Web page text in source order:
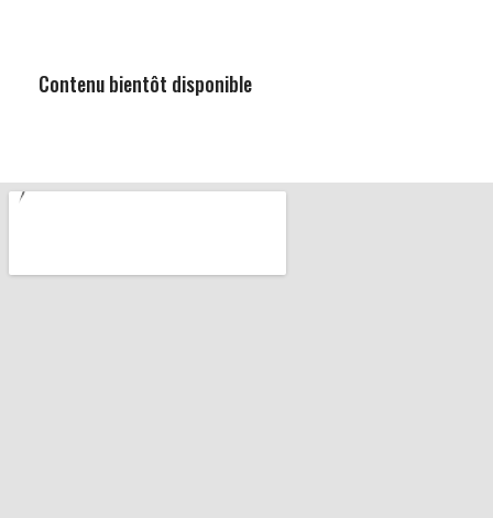
Contenu bientôt disponible